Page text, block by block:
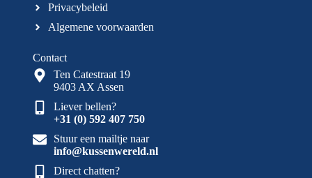
Privacybeleid
Algemene voorwaarden
Contact
Ten Catestraat 19
9403 AX Assen
Liever bellen?
+31 (0) 592 407 750
Stuur een mailtje naar
info@kussenwereld.nl
Direct chatten?